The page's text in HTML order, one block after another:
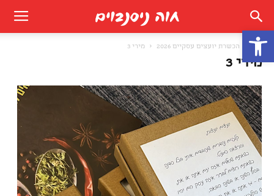
פתח סרגל נגישות
הכשרת יועצים עסקיים 2026 מירי 3
מירי 3